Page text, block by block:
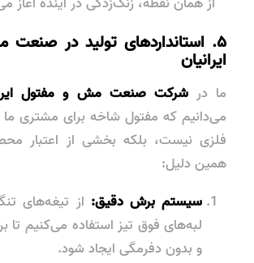
۵. استانداردهای تولید در
ایرانیان
ما در شرکت صنعت مش و مفتول
می‌دانیم که مفتول شاخه برای مشتری
فلزی نیست، بلکه بخشی از اعتبار
همین دلیل:
سیستم برش دقیق: از تیغه‌های
لبه‌های فوق تیز استفاده می‌کنیم تا
و بدون دفرمگی ایجاد شود.